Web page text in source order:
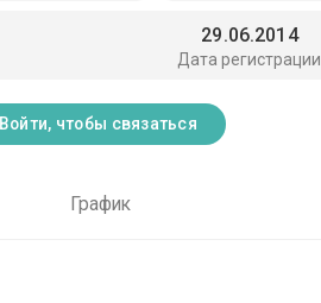
Дата регистрации
29.06.2014
Войти, чтобы связаться
График